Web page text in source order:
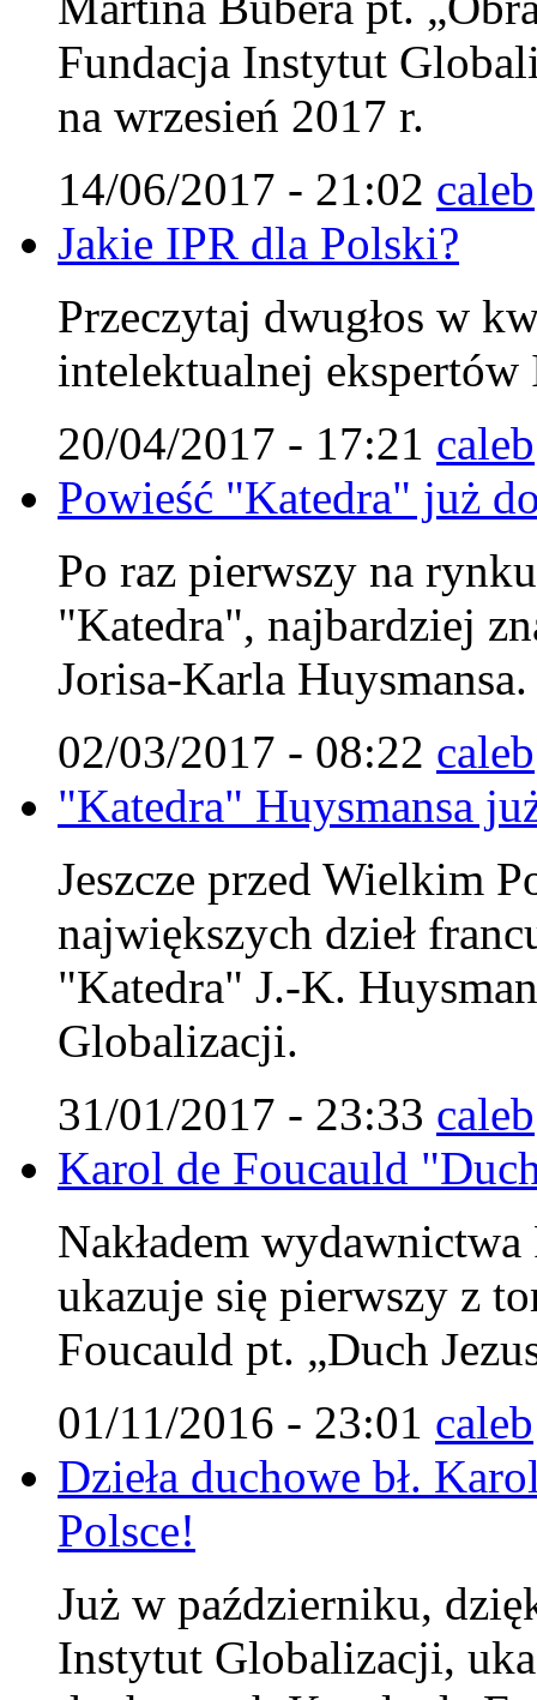
Fundacja Instytut
na wrzesień 2017 r.
14/06/2017 - 21:02 caleb
Jakie IPR dla Polski?
Przeczytaj dwugłos w
intelektualnej
20/04/2017 - 17:21 caleb
Powieść "Katedra" już
Po raz pierwszy na
"Katedra", najbardziej
Jorisa-Karla Huysmansa.
02/03/2017 - 08:22 caleb
"Katedra" Huysmansa
Jeszcze przed Wielkim
największych dzieł
"Katedra" J.-K.
Globalizacji.
31/01/2017 - 23:33 caleb
Karol de Foucauld
Nakładem
ukazuje się pierwszy z
Foucauld pt. „Duch
01/11/2016 - 23:01 caleb
Dzieła duchowe bł.
Polsce!
Już w październiku,
Instytut Globalizacji,